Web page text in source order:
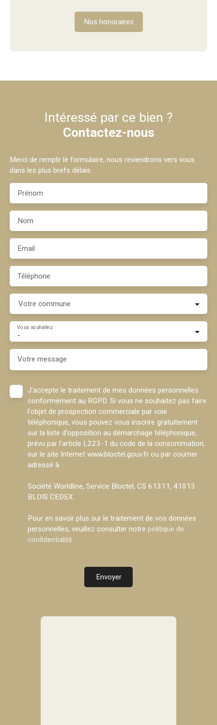
Nos honoraires
Intéressé par ce bien ?
Contactez-nous
Merci de remplir le formulaire, nous reviendrons vers vous
dans les plus brefs délais.
Prénom
Nom
Email
Téléphone
Votre commune
-
Vous souhaitez
Votre message
J'accepte le traitement de mes données personnelles
conformément au RGPD. Si vous ne souhaitez pas faire
l'objet de prospection commerciale par voie
téléphonique, vous pouvez vous inscrire gratuitement
sur la liste d'opposition au démarchage téléphonique,
prévu par l'article L223-1 du code de la consommation,
sur le site Internet www.bloctel.gouv.fr ou par courrier
adressé à :
Société Worldline, Service Bloctel, CS 61311, 41013
BLOIS CEDEX.
Pour en savoir plus sur le traitement de vos données
personnelles, veuillez consulter notre politique de
confidentialité.
Envoyer